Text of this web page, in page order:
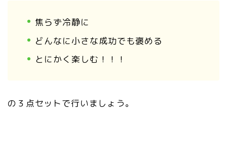
焦らず冷静に
どんなに小さな成功でも褒める
とにかく楽しむ！！！
の３点セットで行いましょう。